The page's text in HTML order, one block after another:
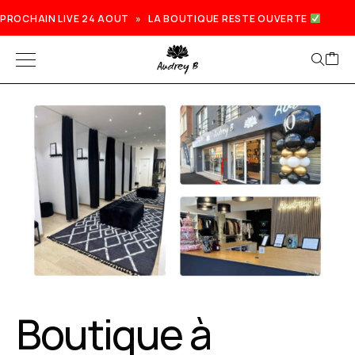
PROCHAIN LIVE 24 AOUT » LA BOUTIQUE RESTE OUVERTE
Prochain live lundi